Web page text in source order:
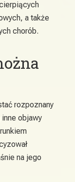
a także
chorób.
rozpoznany
objawy
na jego